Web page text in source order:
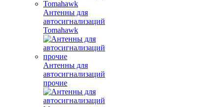
Антенны для
автосигнализаций
Tomahawk
Антенны для
автосигнализаций
прочие